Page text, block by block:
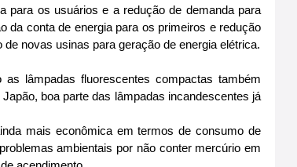
para os usuários e a redução de demanda para
da conta de energia para os primeiros e redução
novas usinas para geração de energia elétrica.
lâmpadas fluorescentes compactas também
boa parte das lâmpadas incandescentes já
mais econômica em termos de consumo de
ambientais por não conter mercúrio em